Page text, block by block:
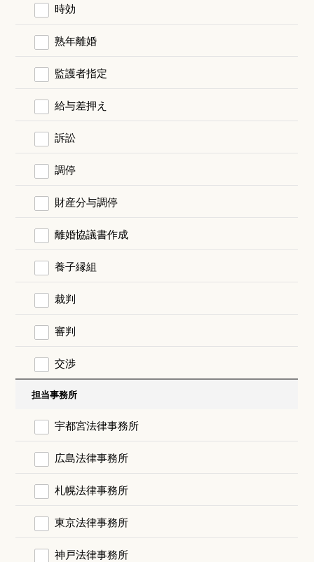
時効
熟年離婚
監護者指定
給与差押え
訴訟
調停
財産分与調停
離婚協議書作成
養子縁組
裁判
審判
交渉
担当事務所
宇都宮法律事務所
広島法律事務所
札幌法律事務所
東京法律事務所
神戸法律事務所